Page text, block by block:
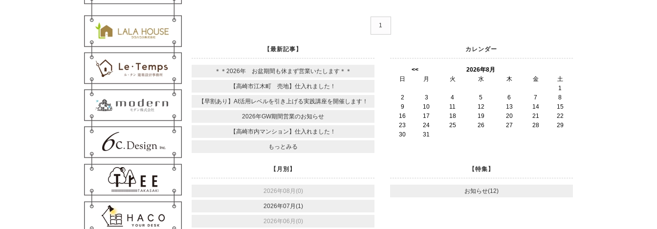
1
【最新記事】
＊＊2026年 お盆期間も休まず営業いたします＊＊
【高崎市江木町 売地】仕入れました！
【早割あり】AI活用レベルを引き上げる実践講座を開催します！
2026年GW期間営業のお知らせ
【高崎市内マンション】仕入れました！
もっとみる
カレンダー
<<
2026年8月
日
月 火 水 木 金
土
1
2
3 4 5 6 7
8
9
10 11 12 13 14
15
16
17 18 19 20 21
22
23
24 25 26 27 28
29
30
31
【月別】
2026年08月(0)
2026年07月(1)
2026年06月(0)
【特集】
お知らせ(12)